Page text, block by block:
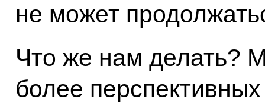
не может
Что же нам делать?
более